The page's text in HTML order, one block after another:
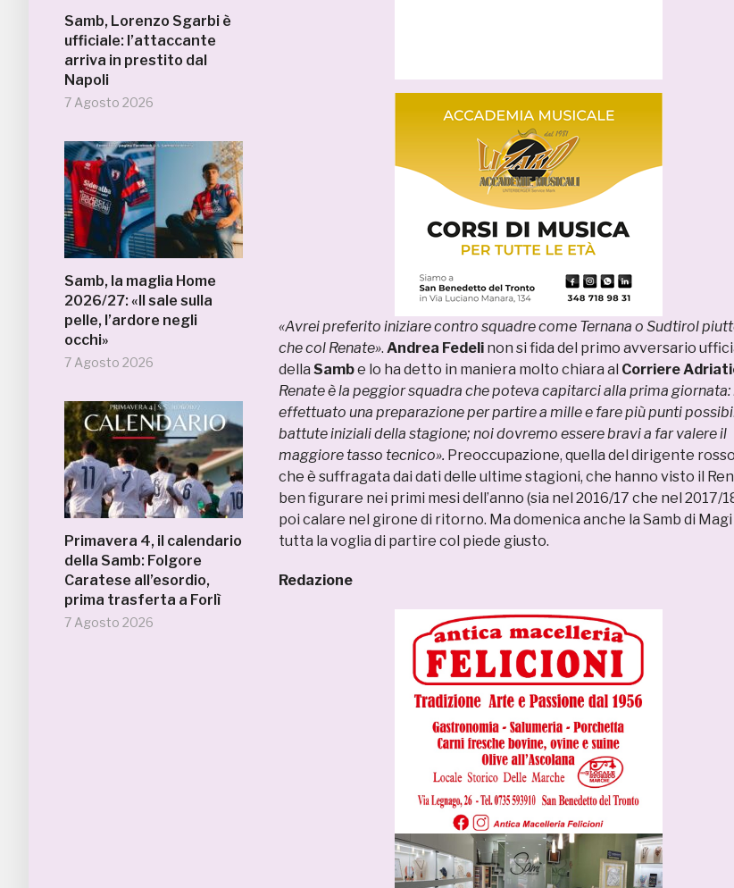
Samb, Lorenzo Sgarbi è
ufficiale: l’attaccante
arriva in prestito dal
Napoli
7 Agosto 2026
Samb, la maglia Home
2026/27: «Il sale sulla
pelle, l’ardore negli
occhi»
7 Agosto 2026
Primavera 4, il calendario
della Samb: Folgore
Caratese all’esordio,
prima trasferta a Forlì
7 Agosto 2026
«Avrei preferito iniziare contro squadre come Ternana o Sudtirol
che col Renate». Andrea Fedeli non si fida del primo avversario
della Sambe lo ha detto in maniera molto chiara al Corriere
Renate è la peggior squadra che poteva capitarci alla prima giornata:
effettuato una preparazione per partire a mille e fare più punti
battute iniziali della stagione; noi dovremo essere bravi a far valere il
maggiore tasso tecnico». Preoccupazione, quella del dirigente
che è suffragata dai dati delle ultime stagioni, che hanno visto il
ben figurare nei primi mesi dell’anno (sia nel 2016/17 che nel 2017/
poi calare nel girone di ritorno. Ma domenica anche la Samb di
tutta la voglia di partire col piede giusto.
Redazione